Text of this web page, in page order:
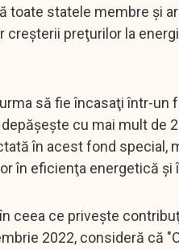
toate statele membre şi
preţurilor la
să fie încasaţi într-un
cu mai mult de
în acest fond special,
în eficienţa energetică şi
ceea ce priveşte
2022, consideră că